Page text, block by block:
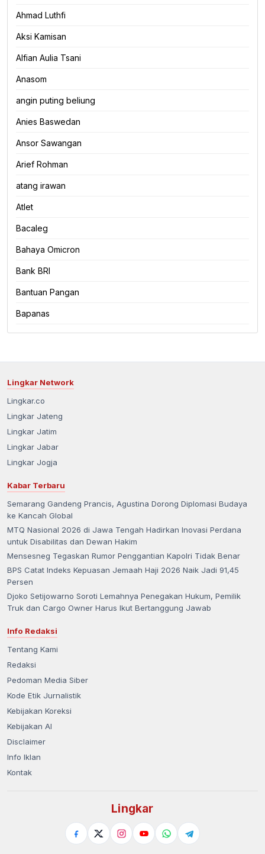
Ahmad Luthfi
Aksi Kamisan
Alfian Aulia Tsani
Anasom
angin puting beliung
Anies Baswedan
Ansor Sawangan
Arief Rohman
atang irawan
Atlet
Bacaleg
Bahaya Omicron
Bank BRI
Bantuan Pangan
Bapanas
Lingkar Network
Lingkar.co
Lingkar Jateng
Lingkar Jatim
Lingkar Jabar
Lingkar Jogja
Kabar Terbaru
Semarang Gandeng Prancis, Agustina Dorong Diplomasi Budaya
ke Kancah Global
MTQ Nasional 2026 di Jawa Tengah Hadirkan Inovasi Perdana
untuk Disabilitas dan Dewan Hakim
Mensesneg Tegaskan Rumor Penggantian Kapolri Tidak Benar
BPS Catat Indeks Kepuasan Jemaah Haji 2026 Naik Jadi 91,45
Persen
Djoko Setijowarno Soroti Lemahnya Penegakan Hukum, Pemilik
Truk dan Cargo Owner Harus Ikut Bertanggung Jawab
Info Redaksi
Tentang Kami
Redaksi
Pedoman Media Siber
Kode Etik Jurnalistik
Kebijakan Koreksi
Kebijakan AI
Disclaimer
Info Iklan
Kontak
Lingkar